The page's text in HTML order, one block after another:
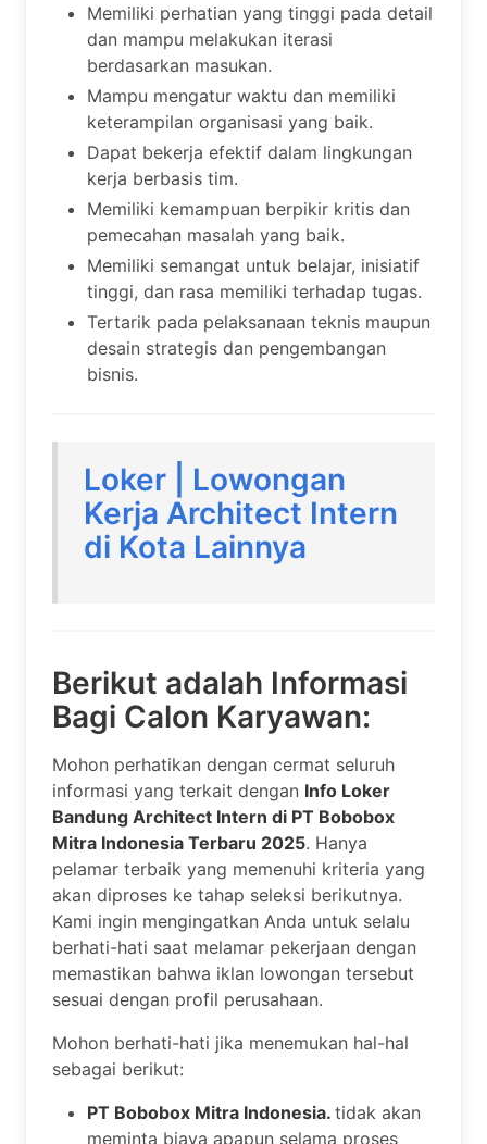
Memiliki perhatian yang tinggi pada detail
dan mampu melakukan iterasi
berdasarkan masukan.
Mampu mengatur waktu dan memiliki
keterampilan organisasi yang baik.
Dapat bekerja efektif dalam lingkungan
kerja berbasis tim.
Memiliki kemampuan berpikir kritis dan
pemecahan masalah yang baik.
Memiliki semangat untuk belajar, inisiatif
tinggi, dan rasa memiliki terhadap tugas.
Tertarik pada pelaksanaan teknis maupun
desain strategis dan pengembangan
bisnis.
Loker | Lowongan
Kerja Architect Intern
di Kota Lainnya
Berikut adalah Informasi
Bagi Calon Karyawan:
Mohon perhatikan dengan cermat seluruh
informasi yang terkait dengan Info Loker
Bandung Architect Intern di PT Bobobox
Mitra Indonesia Terbaru 2025. Hanya
pelamar terbaik yang memenuhi kriteria yang
akan diproses ke tahap seleksi berikutnya.
Kami ingin mengingatkan Anda untuk selalu
berhati-hati saat melamar pekerjaan dengan
memastikan bahwa iklan lowongan tersebut
sesuai dengan profil perusahaan.
Mohon berhati-hati jika menemukan hal-hal
sebagai berikut:
PT Bobobox Mitra Indonesia. tidak akan
meminta biaya apapun selama proses